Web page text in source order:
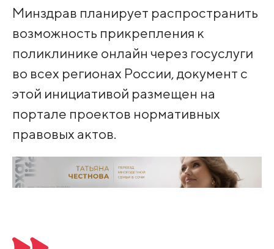
Минздрав планирует распространить
возможность прикрепления к
поликлинике онлайн через госуслуги
во всех регионах России, документ с
этой инициативой размещен на
портале проектов нормативных
правовых актов.